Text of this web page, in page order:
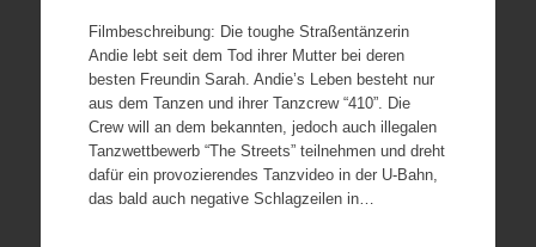
Filmbeschreibung: Die toughe Straßentänzerin
Andie lebt seit dem Tod ihrer Mutter bei deren
besten Freundin Sarah. Andie’s Leben besteht nur
aus dem Tanzen und ihrer Tanzcrew “410”. Die
Crew will an dem bekannten, jedoch auch illegalen
Tanzwettbewerb “The Streets” teilnehmen und dreht
dafür ein provozierendes Tanzvideo in der U-Bahn,
das bald auch negative Schlagzeilen in…